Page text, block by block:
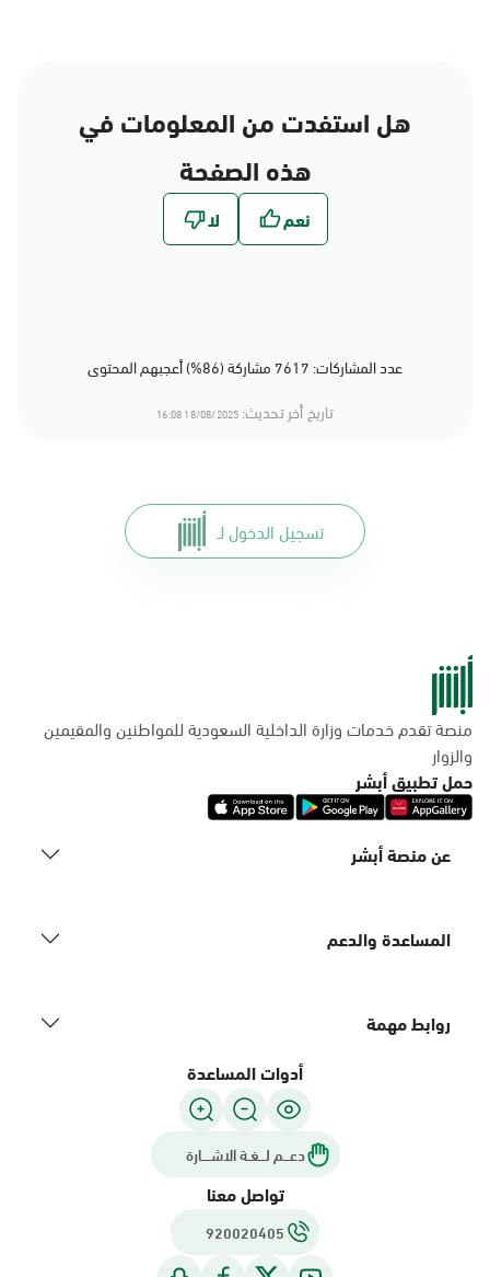
هل استفدت من المعلومات في
هذه الصفحة
عدد المشاركات: 7617 مشاركة (86%) أعجبهم المحتوى
تاريخ أخر تحديث: 18/08/2025 16:08
تسجيل الدخول لـ
منصة تقدم خدمات وزارة الداخلية السعودية للمواطنين والمقيمين
والزوار
حمل تطبيق أبشر
عن منصة أبشر
المساعدة والدعم
روابط مهمة
أدوات المساعدة
دعـــم لـــغـة الاشــــارة
تواصل معنا
920020405